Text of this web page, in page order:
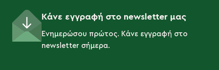
Κάνε εγγραφή στο newsletter μας
Ενημερώσου πρώτος. Κάνε εγγραφή στο
newsletter σήμερα.